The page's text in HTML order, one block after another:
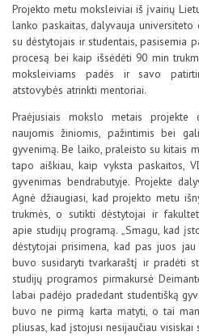
Projekto metu moksleiviai iš įvairių
lanko paskaitas, dalyvauja
su dėstytojais ir studentais, pasisemia
procesą bei kaip išsėdėti 90 min
moksleiviams padės ir savo
atstovybės atrinkti mentoriai.
Praėjusiais mokslo metais projekte
naujomis žiniomis, pažintimis bei
gyvenimą. Be laiko, praleisto su kitais
tapo aiškiau, kaip vyksta paskaitos,
gyvenimas bendrabutyje. Projekte
Agnė džiaugiasi, kad projekto metu
trukmės, o sutikti dėstytojai ir
apie studijų programą. „Smagu, kad
dėstytojai prisimena, kad pas juos
buvo susidaryti tvarkaraštį ir pradėti
studijų programos pirmakursė
labai padėjo pradedant studentišką
buvo ne pirmą karta matyti, o tai
pliusas, kad įstojusi nesijaučiau visiskai